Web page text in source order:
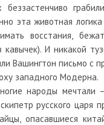
эта животная
восстания,
И никакой
Вашингтон письмо с
западного Модерна.
народы мечтали
русского царя
опасавшиеся